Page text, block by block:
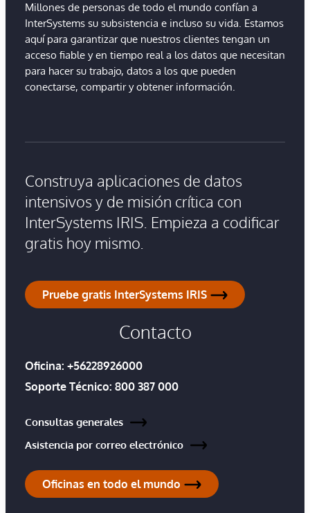
Millones de personas de todo el mundo confían a
InterSystems su subsistencia e incluso su vida. Estamos
aquí para garantizar que nuestros clientes tengan un
acceso fiable y en tiempo real a los datos que necesitan
para hacer su trabajo, datos a los que pueden
conectarse, compartir y obtener información.
Construya aplicaciones de datos
intensivos y de misión crítica con
InterSystems IRIS. Empieza a codificar
gratis hoy mismo.
Pruebe gratis InterSystems IRIS
Contacto
Oficina: +56228926000
Soporte Técnico: 800 387 000
Consultas generales
Asistencia por correo electrónico
Oficinas en todo el mundo